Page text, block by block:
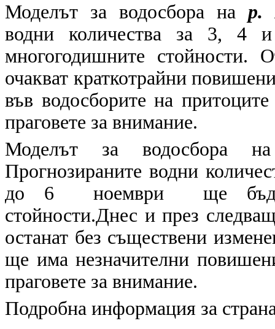
Моделът за водосбора на р.
водни количества за 3, 4
многогодишните стойности.
очакват краткотрайни
във водосборите на
праговете за внимание.
Моделът за водосбора на
Прогнозираните водни
до 6 ноември ще бъдат
стойности.Днес и през
останат без съществени
ще има незначителни
праговете за внимание.
Подробна информация за